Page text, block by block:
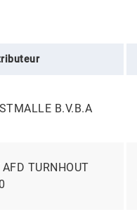
B.V.B.A
TURNHOUT